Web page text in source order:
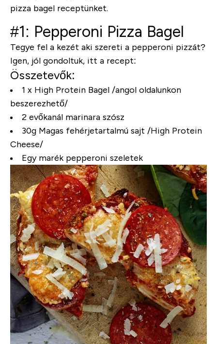
pizza bagel receptünket.
#1: Pepperoni Pizza Bagel
Tegye fel a kezét aki szereti a pepperoni pizzát?
Igen, jól gondoltuk, itt a recept:
Összetevők:
1 x High Protein Bagel /angol oldalunkon
beszerezhető/
2 evőkanál marinara szósz
30g Magas fehérjetartalmú sajt /High Protein
Cheese/
Egy marék pepperoni szeletek